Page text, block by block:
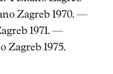
Zagreb 1970. —
1971. —
Zagreb 1975.